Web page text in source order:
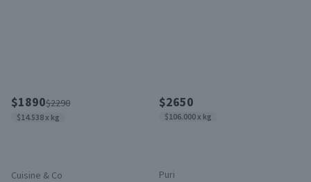
$1890$2290
$14.538 x kg
Cuisine & Co
$2650
$106.000 x kg
Puri